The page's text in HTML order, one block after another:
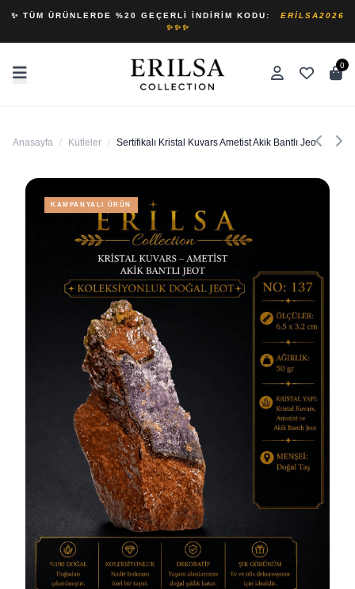
✨ TÜM ÜRÜNLERDE %20 GEÇERLI İNDIRIM KODU:
ERILSA2026
✨✨✨
0
Anasayfa / Kütleler / Sertifikalı Kristal Kuvars Ametist Akik Bantlı Jeot
KAMPANYALI ÜRÜN